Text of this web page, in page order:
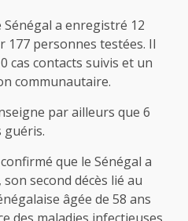
Sénégal a enregistré 12
177 personnes testées. Il
cas contacts suivis et un
communautaire.
par ailleurs que 6
guéris.
que le Sénégal a
second décès lié au
âgée de 58 ans